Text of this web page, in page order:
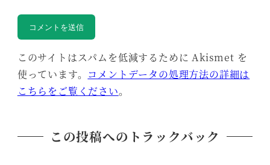
このサイトはスパムを低減するために Akismet を
使っています。 コメントデータの処理方法の詳細は
こちらをご覧ください。
この投稿へのトラックバック